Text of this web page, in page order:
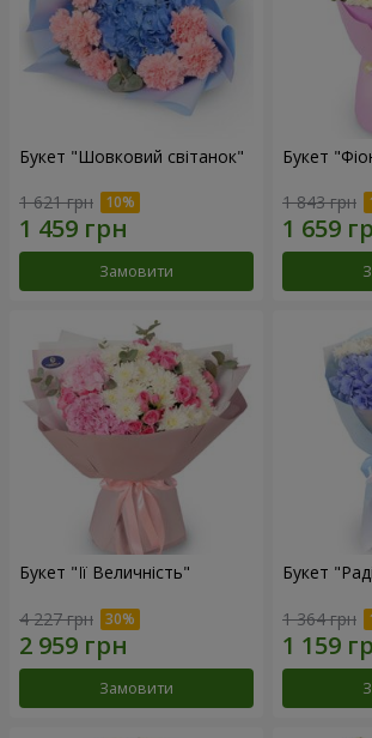
Букет "Шовковий світанок"
1 621 грн
Замовити
Букет
1 843 грн
Букет "Її Величність"
4 227 грн
Замовити
Букет
1 364 грн